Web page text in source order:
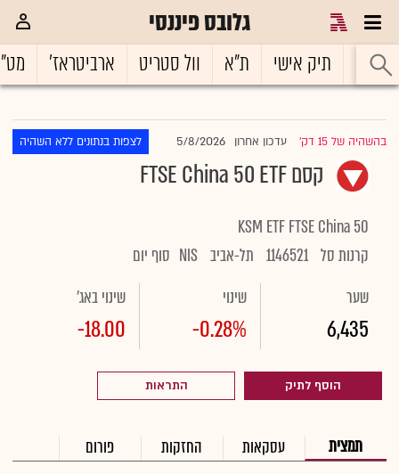
גלובס פיננסי
ראשי תיק אישי ת"א וול סטריט ארביטראז'
בהשהיה של 15 דק' |עדכון אחרון 5/8/2026 לצפות בנתונים ללא השהיה
קסם FTSE China 50 ETF
KSM ETF FTSE China 50
קרנות סל 1146521 תל-אביב NIS סוף יום
שער
6,435
שינוי
-0.28%
שינוי באג'
-18.00
הוסף לתיק התראות
תמצית עסקאות החזקות פורום